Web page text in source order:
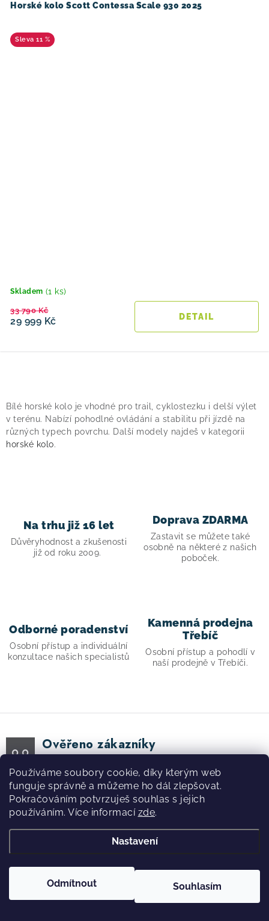
Používáme soubory cookie, díky kterým web
funguje správně a můžeme ho dál zlepšovat.
Pokračováním potvrzuješ souhlas s jejich
používáním. Více informací zde.
Nastavení
Odmítnout Souhlasím
Horské kolo Scott Contessa Scale 930 2025
11 %
Skladem (1 ks)
29 999 Kč
33 790 Kč
v
l
á
d
v
p
s
Bílé horské kolo je vhodné pro trail, cyklostezku i delší výlet
v terénu. Nabízí pohodlné ovládání a stabilitu při jízdě na
různých typech povrchu. Další modely najdeš v kategorii
horské kolo.
Na trhu již 16 let
Důvěryhodnost a zkušenosti
již od roku 2009.
Doprava ZDARMA
Zastavit se můžete také
osobně na některé z našich
poboček.
Odborné poradenství
Osobní přístup a individuální
konzultace našich specialistů
Kamenná prodejna
Třebíč
Osobní přístup a pohodlí v
naší prodejně v Třebíči.
0.0 Ověřeno zákazníky
Aktuální novinky a akce na váš e-mail